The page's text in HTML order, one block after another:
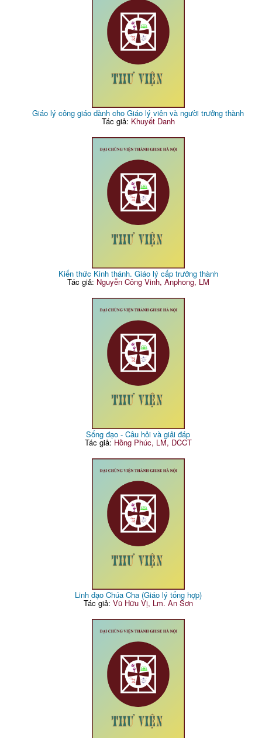
Giáo lý công giáo dành cho Giáo lý viên và người trưởng thành
Tác giả: Khuyết Danh
Kiến thức Kinh thánh. Giáo lý cấp trưởng thành
Tác giả: Nguyễn Công Vinh, Anphong, LM
Sống đạo - Câu hỏi và giải đáp
Tác giả: Hồng Phúc, LM, DCCT
Linh đạo Chúa Cha (Giáo lý tổng hợp)
Tác giả: Vũ Hữu Vị, Lm. An Sơn